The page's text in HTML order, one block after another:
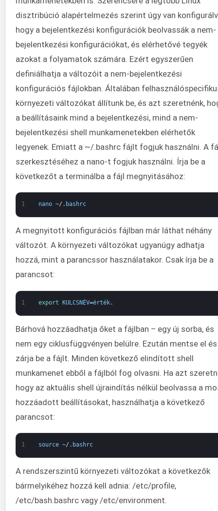
disztribúció alapértelmezés szerint úgy van
hogy a bejelentkezési konfigurációk beolvassák a nem-
bejelentkezési konfigurációkat, és elérhetővé tegyék
azokat a folyamatok számára. Ezért egyszerűen
definiálhatja a változóit a nem-bejelentkezési
konfigurációs fájlokban. Általában
környezeti változókat állítunk be, és azt szeretnénk,
a beállításaink mind a bejelentkezési, mind a nem-
bejelentkezési shell munkamenetekben elérhetők
legyenek. Emiatt a ~/.bashrc fájlt fogjuk használni. A
szerkesztéséhez a nano-t fogjuk használni. Írja be a
következőt a terminálba a fájl megnyitásához:
1 nano ~/ . bashrc
A megnyitott konfigurációs fájlban már láthat néhány
változót. A környezeti változókat ugyanúgy adhatja
hozzá, mint a parancssor használatakor. Csak írja be a
parancsot:
1 export KULCSNÉV=érték.
Bárhová hozzáadhatja őket a fájlban – egy új sorba, és
nem egy ciklusfüggvényen belülre. Ezután mentse el és
zárja be a fájlt. Minden következő elindított shell
munkamenet ebből a fájlból fog olvasni. Ha azt
hogy az aktuális shell újraindítás nélkül beolvassa a
hozzáadott beállításokat, használhatja a következő
parancsot:
1 source ~/ . bashrc
A rendszerszintű környezeti változókat a következők
bármelyikéhez hozzá kell adnia: /etc/profile,
/etc/bash.bashrc vagy /etc/environment.